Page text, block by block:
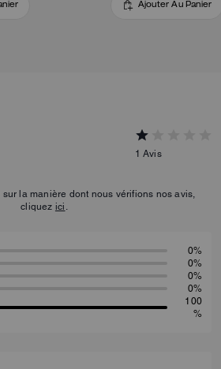
Ajouter Au Panier
1 Avis
sur la manière dont nous vérifions nos avis,
cliquez ici .
0%
0%
0%
0%
100
%